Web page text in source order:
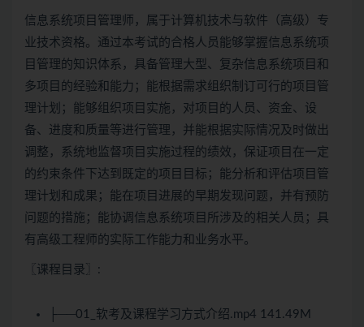
信息系统项目管理师 ，属于计算机技术与软件（高级）专
业技术资格。通过本考试的合格人员能够掌握信息系统项
目管理的知识体系，具备管理大型、复杂信息系统项目和
多项目的经验和能力；能根据需求组织制订可行的项目管
理计划；能够组织项目实施，对项目的人员、资金、设
备、进度和质量等进行管理，并能根据实际情况及时做出
调整，系统地监督项目实施过程的绩效，保证项目在一定
的约束条件下达到既定的项目目标；能分析和评估项目管
理计划和成果；能在项目进展的早期发现问题，并有预防
问题的措施；能协调信息系统项目所涉及的相关人员；具
有高级工程师的实际工作能力和业务水平。
〖课程目录〗:
├──01_ 软考 及课程学习方式介绍.mp4 141.49M